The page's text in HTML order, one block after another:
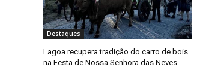
Destaques
Lagoa recupera tradição do carro de bois
na Festa de Nossa Senhora das Neves